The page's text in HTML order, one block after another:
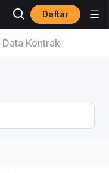
Daftar
Data Kontrak